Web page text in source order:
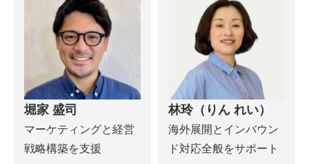
堀家 盛司
マーケティングと経営
戦略構築を支援
林玲（りん れい）
海外展開とインバウン
ド対応全般をサポート